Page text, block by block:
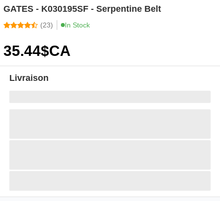
GATES - K030195SF - Serpentine Belt
(23) In Stock
35.44$CA
Livraison